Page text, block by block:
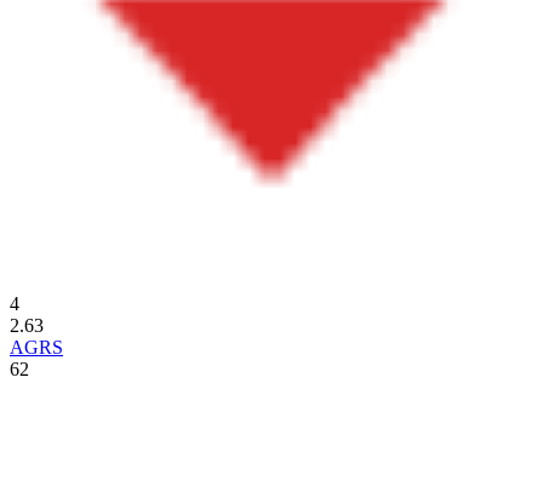
4
2.63
AGRS
62